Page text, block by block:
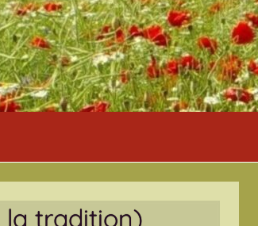
la tradition)